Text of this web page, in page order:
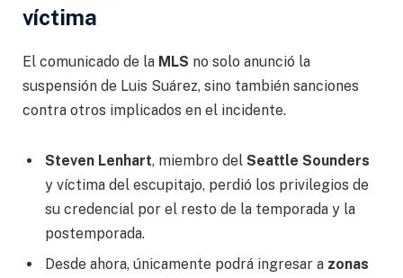
víctima
El comunicado de la MLS no solo anunció la
suspensión de Luis Suárez, sino también sanciones
contra otros implicados en el incidente.
Steven Lenhart, miembro del Seattle Sounders
y víctima del escupitajo, perdió los privilegios de
su credencial por el resto de la temporada y la
postemporada.
Desde ahora, únicamente podrá ingresar a zonas